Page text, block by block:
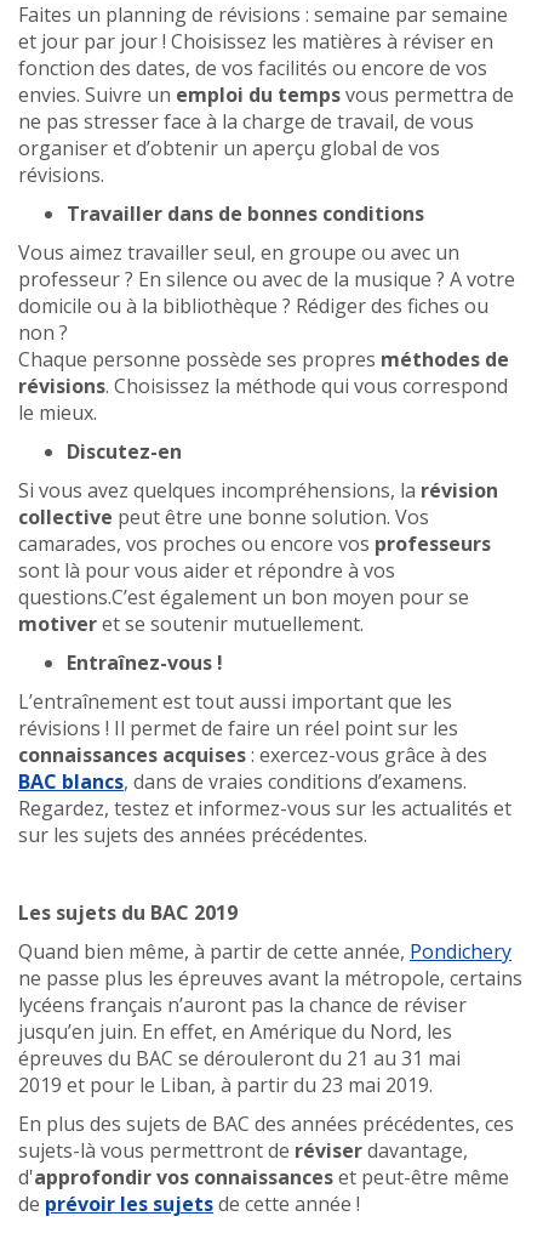
Faites un planning de révisions : semaine par semaine
et jour par jour ! Choisissez les matières à réviser en
fonction des dates, de vos facilités ou encore de vos
envies. Suivre un emploi du tempsvous permettra de
ne pas stresser face à la charge de travail, de vous
organiser et d’obtenir un aperçu global de vos
révisions.
Travailler dans de bonnes conditions
Vous aimez travailler seul, en groupe ou avec un
professeur ? En silence ou avec de la musique ? A votre
domicile ou à la bibliothèque ? Rédiger des fiches ou
non ?
Chaque personne possède ses propres méthodes de
révisions. Choisissez la méthode qui vous correspond
le mieux.
Discutez-en
Si vous avez quelques incompréhensions, la révision
collective peut être une bonne solution. Vos
camarades, vos proches ou encore vos professeurs
sont là pour vous aider et répondre à vos
questions.C’est également un bon moyen pour se
motiveret se soutenir mutuellement.
Entraînez-vous !
L’entraînement est tout aussi important que les
révisions ! Il permet de faire un réel point sur les
connaissances acquises: exercez-vous grâce à des
BAC blancs, dans de vraies conditions d’examens.
Regardez, testez et informez-vous sur les actualités et
sur les sujets des années précédentes.
Les sujets du BAC 2019
Quand bien même, à partir de cette année, Pondichery
ne passe plus les épreuves avant la métropole, certains
lycéens français n’auront pas la chance de réviser
jusqu’en juin. En effet, en Amérique du Nord, les
épreuves du BAC se dérouleront du 21 au 31 mai
2019 et pour le Liban, à partir du 23 mai 2019.
En plus des sujets de BAC des années précédentes, ces
sujets-là vous permettront de réviserdavantage,
d'approfondirvos connaissanceset peut-être même
de prévoir les sujetsde cette année !